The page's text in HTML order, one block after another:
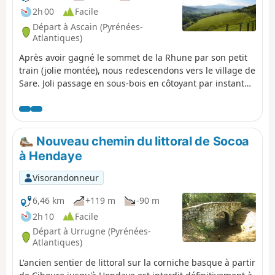
demande une attention particulière lors
de la marche. Il est donc recommandé
d’avoir une bonne condition physique et
une expérience minimale en randonnée.
Attention : ce tracé n'est pas une boucle,
prévoir deux véhicules.
2h 00
Facile
Départ à Ascain (Pyrénées-
Atlantiques)
Après avoir gagné le sommet de la Rhune par son petit
train (jolie montée), nous redescendons vers le village de
Sare. Joli passage en sous-bois en côtoyant par instant
Nouveau chemin du littoral de Socoa
à Hendaye
Visorandonneur
6,46 km
+119 m
-90 m
2h 10
Facile
Départ à Urrugne (Pyrénées-
Atlantiques)
L'ancien sentier de littoral sur la corniche basque à partir